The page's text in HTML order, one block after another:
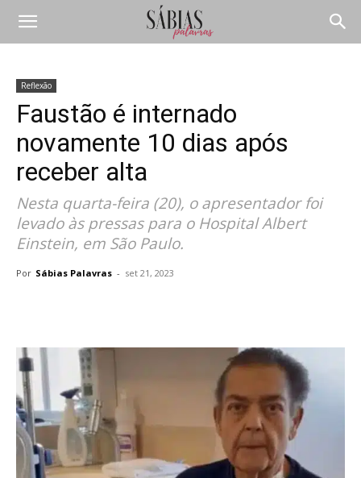
Reflexão
Faustão é internado
novamente 10 dias após
receber alta
Nesta quarta-feira (20), o apresentador foi
levado às pressas para o Hospital Albert
Einstein, em São Paulo.
Por Sábias Palavras - set 21, 2023